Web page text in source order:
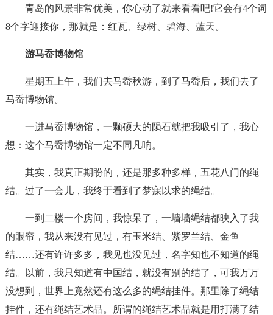
青岛的风景非常优美，你心动了就来看看吧!它会有4个词
8个字迎接你，那就是：红瓦、绿树、碧海、蓝天。
游马岙博物馆
星期五上午，我们去马岙秋游，到了马岙后，我们去了
马岙博物馆。
一进马岙博物馆，一颗硕大的陨石就把我吸引了，我心
想：这个马岙博物馆一定不同凡响。
其实，我真正期盼的，还是那多种多样，五花八门的绳
结。过了一会儿，我终于看到了梦寐以求的绳结。
一到二楼一个房间，我惊呆了，一墙墙绳结都映入了我
的眼帘，我从来没有见过，有玉米结、紫罗兰结、金鱼
结……还有许许多多，我见也没见过，名字知也不知道的绳
结。以前，我只知道有中国结，就没有别的结了，可我万万
没想到，世界上竟然还有这么多的绳结挂件。那里除了绳结
挂件，还有绳结艺术品。所谓的绳结艺术品就是用打满了结